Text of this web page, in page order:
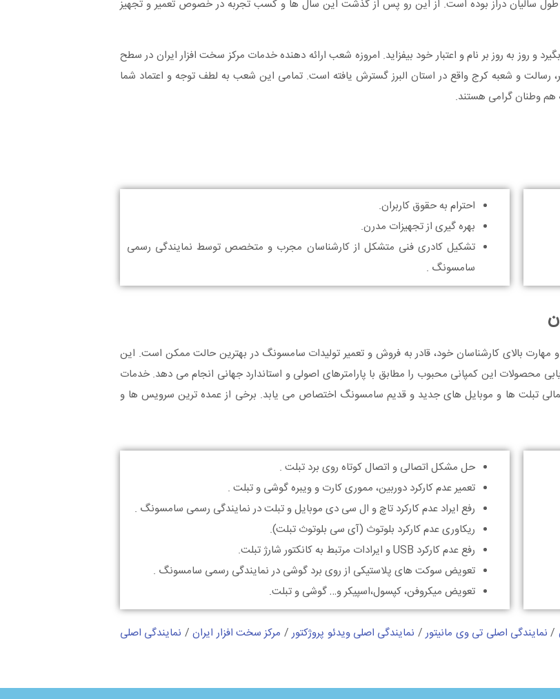
طول سالیان دراز بوده است. از این رو پس از گذشت این سال ها و کسب تجربه در خصوص تعمیر و تجهیز
و روز به روز بر نام و اعتبار خود بیفزاید. امروزه شعب ارائه دهنده خدمات مرکز سخت افزار ایران در سطح
ولیعصر، رسالت و شعبه کرج واقع در استان البرز گسترش یافته است. تمامی این شعب به لطف توجه و اعتماد شما
هم وطنان گرامی هستند.
احترام به حقوق کاربران.
بهره گیری از تجهیزات مدرن.
تشکیل کادری فنی متشکل از کارشناسان مجرب و متخصص توسط نمایندگی رسمی
سامسونگ .
بالای کارشناسان خود، قادر به فروش و تعمیر تولیدات سامسونگ در بهترین حالت ممکن است. این
محصولات این کمپانی محبوب را مطابق با پارامترهای اصولی و استاندارد جهانی انجام می دهد. خدمات
تبلت ها و موبایل های جدید و قدیم سامسونگ اختصاص می یابد. برخی از عمده ترین سرویس ها و
حل مشکل اتصالی و اتصال کوتاه روی برد تبلت .
تعمیر عدم کارکرد دوربین، مموری کارت و ویبره گوشی و تبلت .
رفع ایراد عدم کارکرد تاچ و ال سی دی موبایل و تبلت در نمایندگی رسمی سامسونگ .
ریکاوری عدم کارکرد بلوتوث (آی سی بلوتوث تبلت).
رفع عدم کارکرد USB و ایرادات مرتبط به کانکتور شارژ تبلت.
تعویض سوکت های پلاستیکی از روی برد گوشی در نمایندگی رسمی سامسونگ .
تعویض میکروفن، کپسول،اسپیکر و… گوشی و تبلت.
/ نمایندگی اصلی تی وی مانیتور/ نمایندگی اصلی ویدئو پروژکتور/ مرکز سخت افزار ایران/ نمایندگی اصلی